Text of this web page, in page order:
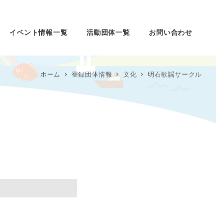
イベント情報一覧 活動団体一覧 お問い合わせ
ホーム 登録団体情報 文化 明石歌謡サークル